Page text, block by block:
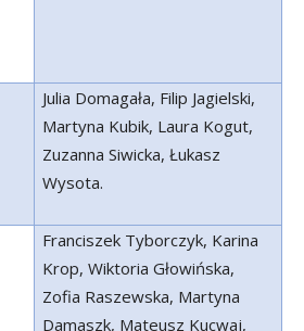
Julia Domagała, Filip Jagielski,
Martyna Kubik, Laura Kogut,
Zuzanna Siwicka, Łukasz
Wysota.
Franciszek Tyborczyk, Karina
Krop, Wiktoria Głowińska,
Zofia Raszewska, Martyna
Damaszk, Mateusz Kucwaj,